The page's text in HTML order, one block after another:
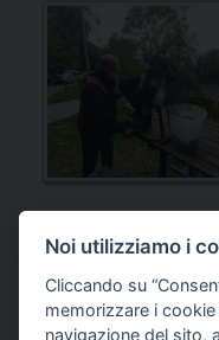
Noi utilizziamo i
Cliccando su
memorizzare i
navigazione del sito,